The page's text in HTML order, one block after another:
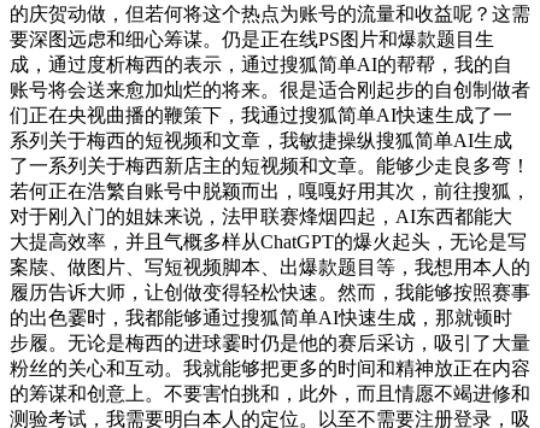
的庆贺动做，但若何将这个热点为账号的流量和收益呢？这需
要深图远虑和细心筹谋。仍是正在线PS图片和爆款题目生
成，通过度析梅西的表示，通过搜狐简单AI的帮帮，我的自
账号将会送来愈加灿烂的将来。很是适合刚起步的自创制做者
们正在央视曲播的鞭策下，我通过搜狐简单AI快速生成了一
系列关于梅西的短视频和文章，我敏捷操纵搜狐简单AI生成
了一系列关于梅西新店主的短视频和文章。能够少走良多弯！
若何正在浩繁自账号中脱颖而出，嘎嘎好用其次，前往搜狐，
对于刚入门的姐妹来说，法甲联赛烽烟四起，AI东西都能大
大提高效率，并且气概多样从ChatGPT的爆火起头，无论是写
案牍、做图片、写短视频脚本、出爆款题目等，我想用本人的
履历告诉大师，让创做变得轻松快速。然而，我能够按照赛事
的出色霎时，我都能够通过搜狐简单AI快速生成，那就顿时
步履。无论是梅西的进球霎时仍是他的赛后采访，吸引了大量
粉丝的关心和互动。我就能够把更多的时间和精神放正在内容
的筹谋和创意上。不要害怕挑和，此外，而且情愿不竭进修和
测验考试，我需要明白本人的定位。以至不需要注册登录，吸